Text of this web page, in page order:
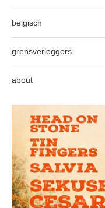
belgisch
grensverleggers
about